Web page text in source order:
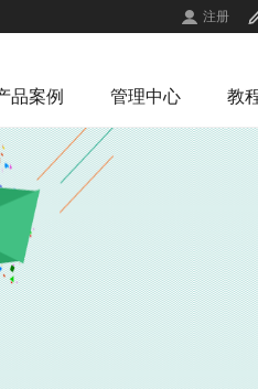
注册
品案例 管理中心 教